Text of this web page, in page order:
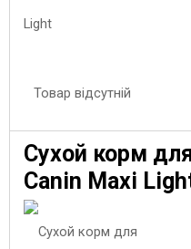
Товар відсутній
Сухой корм
Canin Maxi